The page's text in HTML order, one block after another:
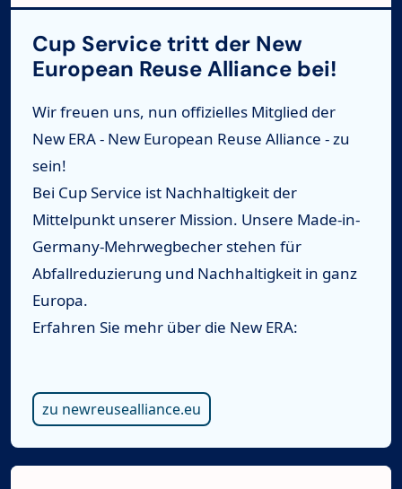
Cup Service tritt der New
European Reuse Alliance bei!
Wir freuen uns, nun offizielles Mitglied der
New ERA - New European Reuse Alliance - zu
sein!
Bei Cup Service ist Nachhaltigkeit der
Mittelpunkt unserer Mission. Unsere Made-in-
Germany-Mehrwegbecher stehen für
Abfallreduzierung und Nachhaltigkeit in ganz
Europa.
Erfahren Sie mehr über die New ERA:
zu newreusealliance.eu